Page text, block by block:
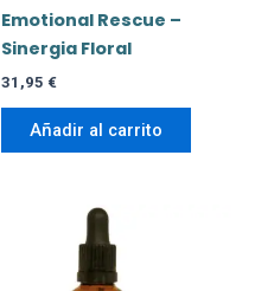
Emotional Rescue –
Sinergia Floral
31,95 €
Añadir al carrito